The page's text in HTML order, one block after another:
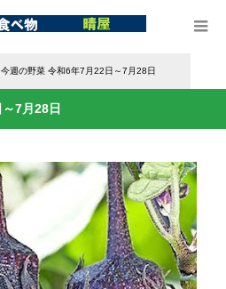
今週の野菜 令和6年7月22日～7月28日
7月28日